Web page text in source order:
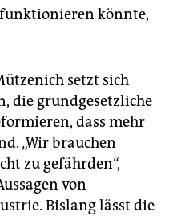
funktionieren könnte,
setzt sich
die grundgesetzliche
dass mehr
„Wir brauchen
zu gefährden“,
von
Bislang lässt die